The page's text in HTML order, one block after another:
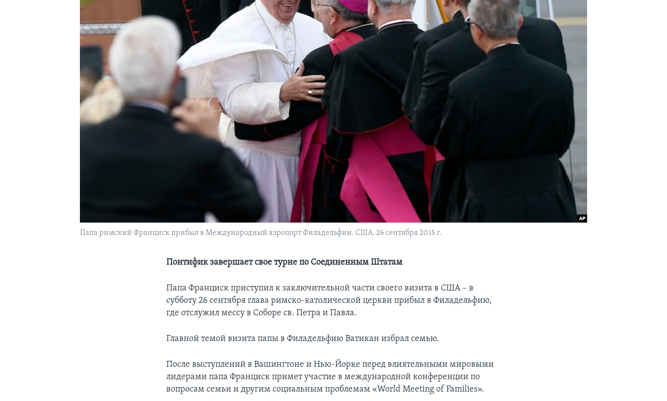
Папа римский Франциск прибыл в Международный аэропорт Филадельфии. США. 26 сентября 2015 г.
Понтифик завершает свое турне по Соединенным Штатам
Папа Франциск приступил к заключительной части своего визита в США – в
субботу 26 сентября глава римско-католической церкви прибыл в Филадельфию,
где отслужил мессу в Соборе св. Петра и Павла.
Главной темой визита папы в Филадельфию Ватикан избрал семью.
После выступлений в Вашингтоне и Нью-Йорке перед влиятельными мировыми
лидерами папа Франциск примет участие в международной конференции по
вопросам семьи и другим социальным проблемам «World Meeting of Families».